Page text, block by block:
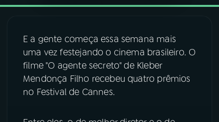
06VIDEOCASTS
07 ÚLTIMAS
E a gente começa essa semana mais
uma vez festejando o cinema brasileiro. O
filme "O agente secreto" de Kleber
Mendonça Filho recebeu quatro prêmios
no Festival de Cannes.